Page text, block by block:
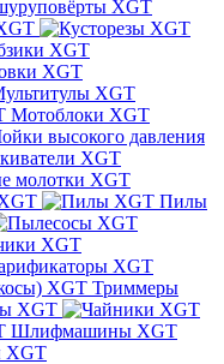
XGT
XGT
XGT
Мотоблоки XGT
высокого давления
XGT
молотки XGT
Пилы
XGT
Триммеры
XGT
Шлифмашины XGT
XGT